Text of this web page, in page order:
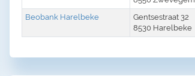
Beobank Harelbeke
Gentsestraat 32
8530 Harelbeke